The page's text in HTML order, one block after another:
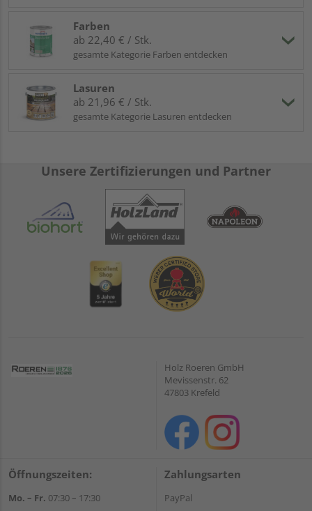
Farben
ab 22,40 € / Stk.
gesamte Kategorie Farben entdecken
Lasuren
ab 21,96 € / Stk.
gesamte Kategorie Lasuren entdecken
Unsere Zertifizierungen und Partner
Holz Roeren GmbH
Mevissenstr. 62
47803 Krefeld
Öffnungszeiten:
Mo. – Fr. 07:30 – 17:30
Zahlungsarten
PayPal